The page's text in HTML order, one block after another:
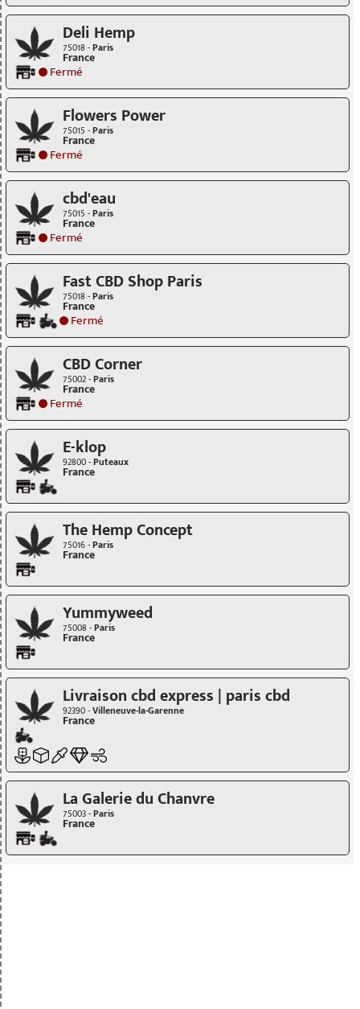
Deli Hemp
75018 -Paris
France
Fermé
Flowers Power
75015 -Paris
France
Fermé
cbd'eau
75015 -Paris
France
Fermé
Fast CBD Shop Paris
75018 -Paris
France
Fermé
CBD Corner
75002 -Paris
France
Fermé
E-klop
92800 -Puteaux
France
The Hemp Concept
75016 -Paris
France
Yummyweed
75008 -Paris
France
Livraison cbd express | paris cbd
92390 -Villeneuve-la-Garenne
France
La Galerie du Chanvre
75003 -Paris
France